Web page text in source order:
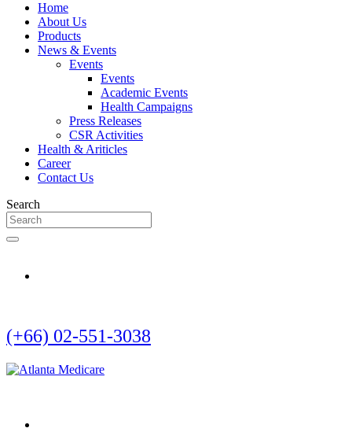
Home
About Us
Products
News & Events
Events
Events
Academic Events
Health Campaigns
Press Releases
CSR Activities
Health & Ariticles
Career
Contact Us
Search
(+66) 02-551-3038